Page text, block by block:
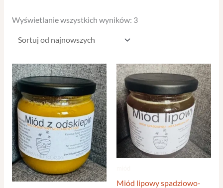
Wyświetlanie wszystkich wyników: 3
Miód lipowy spadziowo-